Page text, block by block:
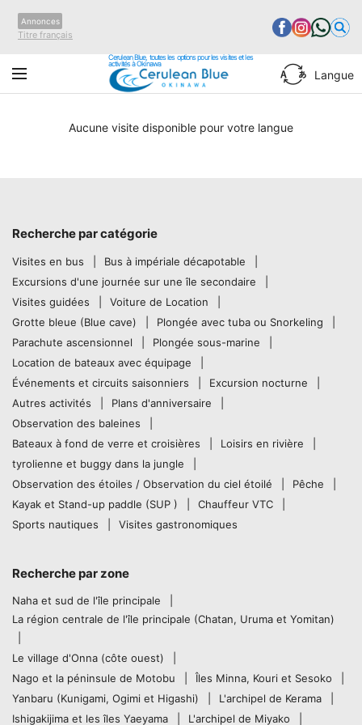
Annonces
Titre français
Cerulean Blue, toutes les options pour les visites et les
activités à Okinawa
Langue
Aucune visite disponible pour votre langue
Recherche par catégorie
Visites en bus
Bus à impériale décapotable
Excursions d'une journée sur une île secondaire
Visites guidées
Voiture de Location
Grotte bleue (Blue cave)
Plongée avec tuba ou Snorkeling
Parachute ascensionnel
Plongée sous-marine
Location de bateaux avec équipage
Événements et circuits saisonniers
Excursion nocturne
Autres activités
Plans d'anniversaire
Observation des baleines
Bateaux à fond de verre et croisières
Loisirs en rivière
tyrolienne et buggy dans la jungle
Observation des étoiles / Observation du ciel étoilé
Pêche
Kayak et Stand-up paddle (SUP )
Chauffeur VTC
Sports nautiques
Visites gastronomiques
Recherche par zone
Naha et sud de l'île principale
La région centrale de l'île principale (Chatan, Uruma et Yomitan)
Le village d'Onna (côte ouest)
Nago et la péninsule de Motobu
Îles Minna, Kouri et Sesoko
Yanbaru (Kunigami, Ogimi et Higashi)
L'archipel de Kerama
Ishigakijima et les îles Yaeyama
L'archipel de Miyako